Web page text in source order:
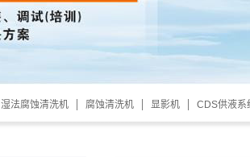
湿法腐蚀清洗机 腐蚀清洗机 显影机 CDS供液系